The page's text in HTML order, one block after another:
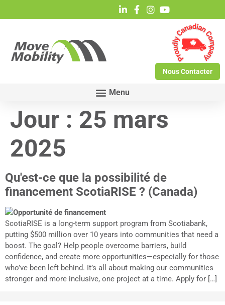
Nous Contacter
Jour : 25 mars
2025
Qu'est-ce que la possibilité de
financement ScotiaRISE ? (Canada)
ScotiaRISE is a long-term support program from Scotiabank,
putting $500 million over 10 years into communities that need a
boost. The goal? Help people overcome barriers, build
confidence, and create more opportunities—especially for those
who’ve been left behind. It’s all about making our communities
stronger and more inclusive, one project at a time. Apply for […]